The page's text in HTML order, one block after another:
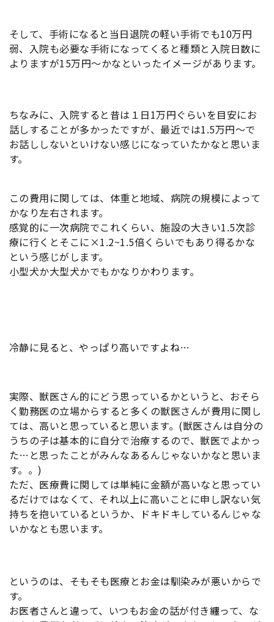
そして、手術になると当日退院の軽い手術でも10万円
弱、入院も必要な手術になってくると種類と入院日数に
よりますが15万円〜かなといったイメージがあります。
ちなみに、入院すると昔は１日1万円ぐらいを目安にお
話しすることが多かったですが、最近では1.5万円〜で
お話ししないといけない感じになっていたかなと思いま
す。
この費用に関しては、体重と地域、病院の規模によって
かなり左右されます。
感覚的に一次病院でこれくらい、施設の大きい1.5次診
療に行くとそこに×1.2~1.5倍くらいでもあり得るかな
という感じがします。
小型犬か大型犬かでもかなりかわります。
冷静に見ると、やっぱり高いですよね…
実際、獣医さん的にどう思っているかというと、おそら
く勤務医の立場からすると多くの獣医さんが費用に関し
ては、高いと思っていると思います。(獣医さんは自分の
うちの子は基本的に自分で治療するので、獣医でよかっ
た…と思ったことがみんなあるんじゃないかなと思いま
す。。)
ただ、医療費に関しては単純に金額が高いなと思ってい
るだけではなくて、それ以上に高いことに申し訳ない気
持ちを抱いているというか、ドキドキしているんじゃな
いかなとも思います。
というのは、そもそも医療とお金は馴染みが悪いからで
す。
お医者さんと違って、いつもお金の話が付き纏って、な